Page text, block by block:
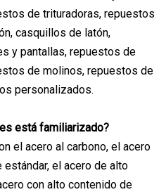
de trituradoras, repuestos
casquillos de latón,
y pantallas, repuestos de
de molinos, repuestos de
personalizados.
está familiarizado?
el acero al carbono, el acero
el acero de alto
con alto contenido de